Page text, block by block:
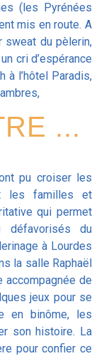
(les Pyrénées
mis en route. A
sweat du pèlerin,
cri d’espérance
à l’hôtel Paradis,
...
pu croiser les
les familles et
qui permet
défavorisés du
à Lourdes
la salle Raphaël
de
jeux pour se
en binôme, les
son histoire. La
pour confier ce